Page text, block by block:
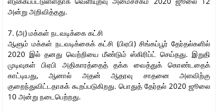
அன்று அறிவித்தது.
7. (அ) மக்கள் நடவடிக்கை கட்சி
ஆளும் மக்கள் நடவடிக்கைக் கட்சி (பிஏபி) சிங்கப்பூர் தேர்தல்களில்
2020 இல் தனது வெற்றியை மீண்டும் ஸ்கிரிப்ட் செய்தது. இறுதி
முடிவுகள் பிஏபி அதிகாரத்தைத் தக்க வைத்துக் கொண்டதைக்
காட்டியது, ஆனால் அதன் ஆதரவு சாதனை அளவிற்கு
குறைந்துவிட்டதாகக் கூறப்படுகிறது. பொதுத் தேர்தல் 2020 ஜூலை
10 அன்று நடைபெற்றது.